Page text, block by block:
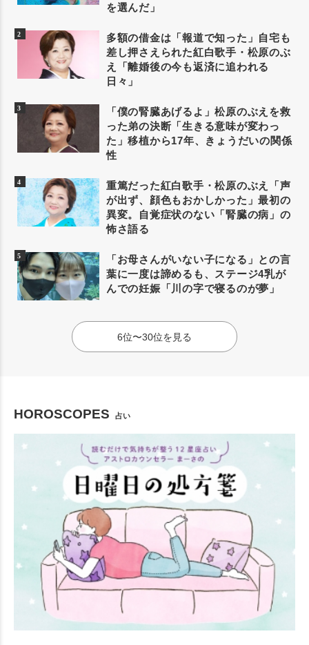
を選んだ」
多額の借金は「報道で知った」自宅も
差し押さえられた紅白歌手・松原のぶ
え「離婚後の今も返済に追われる
日々」
「僕の腎臓あげるよ」松原のぶえを救
った弟の決断「生きる意味が変わっ
た」移植から17年、きょうだいの関係
性
重篤だった紅白歌手・松原のぶえ「声
が出ず、顔色もおかしかった」最初の
異変。自覚症状のない「腎臓の病」の
怖さ語る
「お母さんがいない子になる」との言
葉に一度は諦めるも、ステージ4乳が
んでの妊娠「川の字で寝るのが夢」
6位〜30位を見る
HOROSCOPES 占い